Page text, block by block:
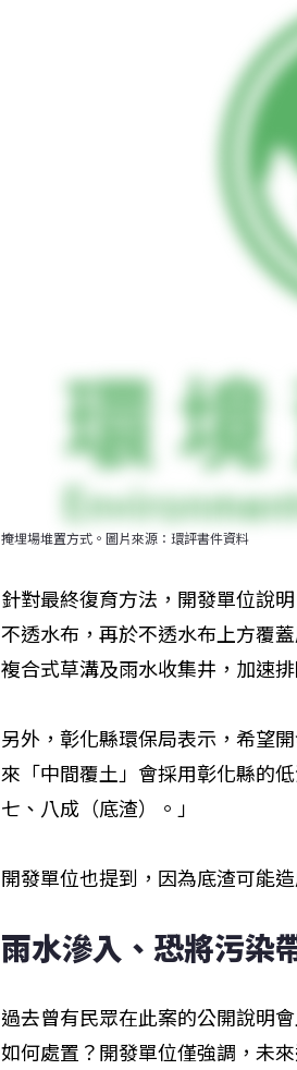
掩埋場堆置方式。圖片來源：環評書件資料
針對最終復育方法，開發單位說
不透水布，再於不透水布上方覆
複合式草溝及雨水收集井，加速
另外，彰化縣環保局表示，希望
來「中間覆土」會採用彰化縣的
七、八成（底渣）。」
開發單位也提到，因為底渣可能
雨水滲入、恐將污染
過去曾有民眾在此案的公開說明
如何處置？開發單位僅強調，未